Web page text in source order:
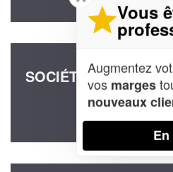
SOCIÉTÉ MP
3 Rue Du
74100 Ville-
Vous
Augmentez
vos marges
nouveaux